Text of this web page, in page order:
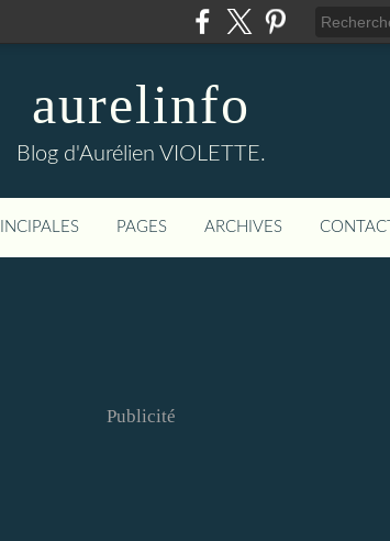
aurelinfo
Blog d'Aurélien VIOLETTE.
PAGES ARCHIVES CONTACT
Publicité